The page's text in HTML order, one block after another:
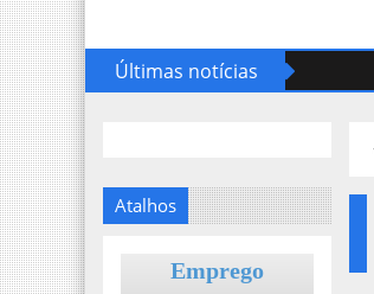
Últimas notícias
Atalhos
Emprego